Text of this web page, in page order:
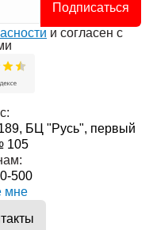
Подписаться
и согласен с
БЦ "Русь", первый
105
500
мне